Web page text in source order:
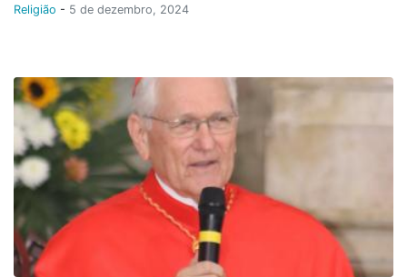
Religião - 5 de dezembro, 2024